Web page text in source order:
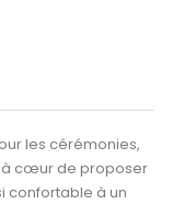
les cérémonies,
à cœur de proposer
confortable à un